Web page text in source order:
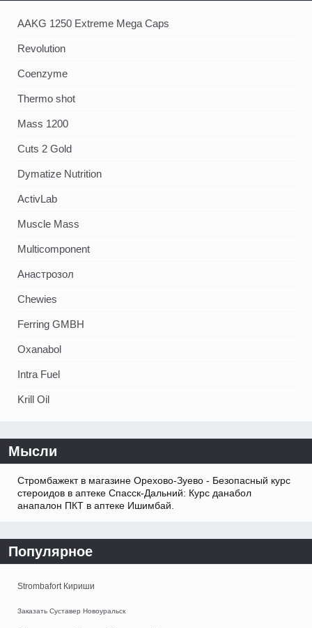
AAKG 1250 Extreme Mega Caps
Revolution
Coenzyme
Thermo shot
Mass 1200
Cuts 2 Gold
Dymatize Nutrition
ActivLab
Muscle Mass
Multicomponent
Анастрозол
Chewies
Ferring GMBH
Oxanabol
Intra Fuel
Krill Oil
Мысли
Стромбажект в магазине Орехово-Зуево - Безопасный курс
стероидов в аптеке Спасск-Дальний: Курс данабол
анапалон ПКТ в аптеке Ишимбай.
Популярное
Strombafort Кириши
Заказать Суставер Новоуральск